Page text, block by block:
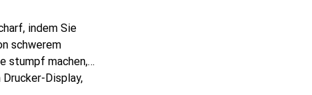
indem Sie
schwerem
stumpf machen,
Display,